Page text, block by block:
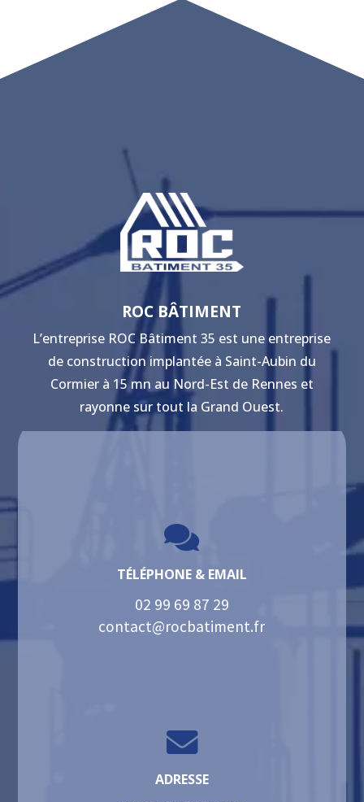
ROC BÂTIMENT
L’entreprise ROC Bâtiment 35 est une entreprise
de construction implantée à Saint-Aubin du
Cormier à 15 mn au Nord-Est de Rennes et
rayonne sur tout la Grand Ouest.

TÉLÉPHONE & EMAIL
02 99 69 87 29
contact@rocbatiment.fr

ADRESSE